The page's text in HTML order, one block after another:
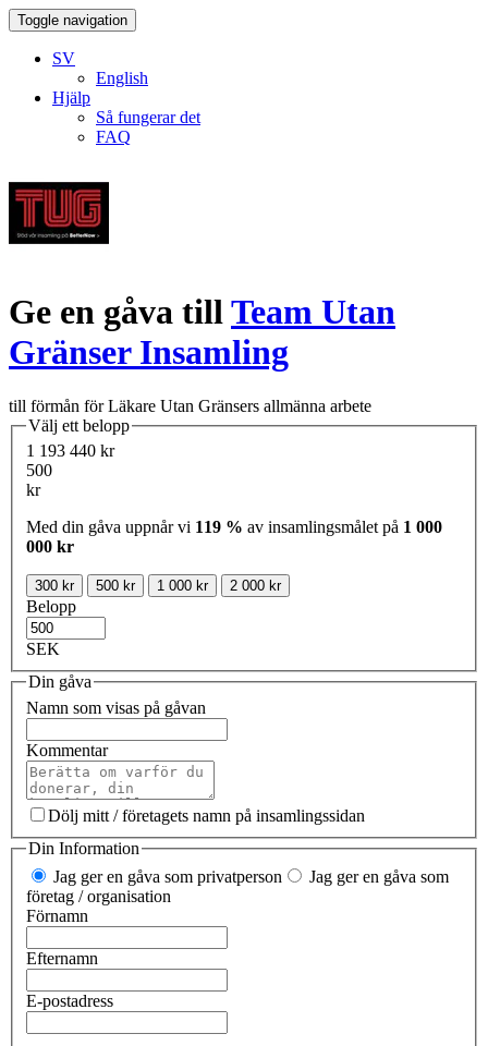
Toggle navigation
SV
English
Hjälp
Så fungerar det
FAQ
Ge en gåva tillTeam Utan
Gränser Insamling
till förmån för Läkare Utan Gränsers allmänna arbete
Välj ett belopp
1 193 440 kr
500
kr
Med din gåva uppnår vi 119 % av insamlingsmålet på 1 000
000 kr
300 kr 500 kr 1 000 kr 2 000 kr
Belopp
SEK
Din gåva
Namn som visas på gåvan
Kommentar
Dölj mitt / företagets namn på insamlingssidan
Din Information
Jag ger en gåva som privatperson
Jag ger en gåva som
företag / organisation
Förnamn
Efternamn
E-postadress